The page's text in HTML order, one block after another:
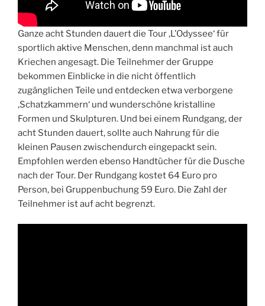
Ganze acht Stunden dauert die Tour ‚L’Odyssee‘ für
sportlich aktive Menschen, denn manchmal ist auch
Kriechen angesagt. Die Teilnehmer der Gruppe
bekommen Einblicke in die nicht öffentlich
zugänglichen Teile und entdecken etwa verborgene
‚Schatzkammern‘ und wunderschöne kristalline
Formen und Skulpturen. Und bei einem Rundgang, der
acht Stunden dauert, sollte auch Nahrung für die
kleinen Pausen zwischendurch eingepackt sein.
Empfohlen werden ebenso Handtücher für die Dusche
nach der Tour. Der Rundgang kostet 64 Euro pro
Person, bei Gruppenbuchung 59 Euro. Die Zahl der
Teilnehmer ist auf acht begrenzt.